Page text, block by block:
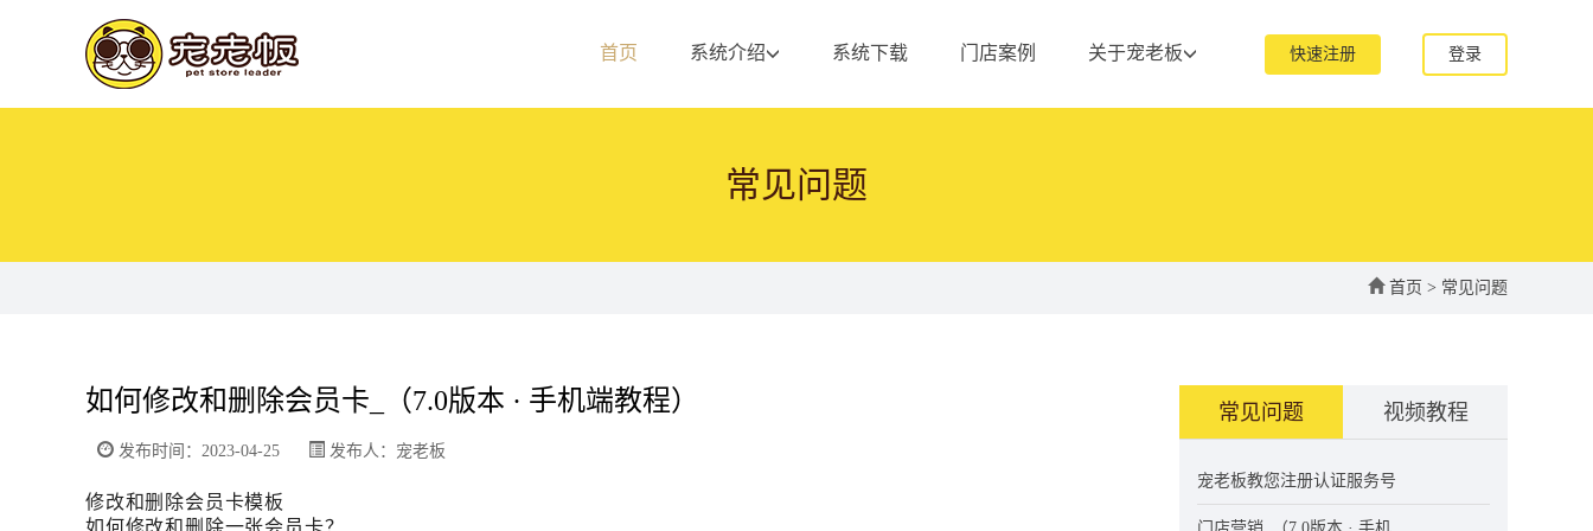
首页 系统介绍 系统下载 门店案例 关于宠老板 快速注册 登录
常见问题
首页 > 常见问题
如何修改和删除会员卡_（7.0版本 · 手机端教程）
发布时间：2023-04-25 发布人：宠老板
修改和删除会员卡模板
如何修改和删除一张会员卡？
常见问题 视频教程
宠老板教您注册认证服务号